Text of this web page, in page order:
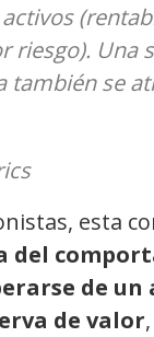
riesgo). Una
también se
esta
del
de un
de valor